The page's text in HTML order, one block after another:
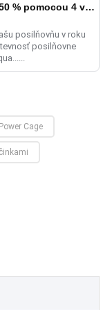
Zvýšenie návštevnosti posilňovne o 150 % pomocou 4 vylepšení lavičkového lisu
posilňovňu v roku
posilňovne
Cage